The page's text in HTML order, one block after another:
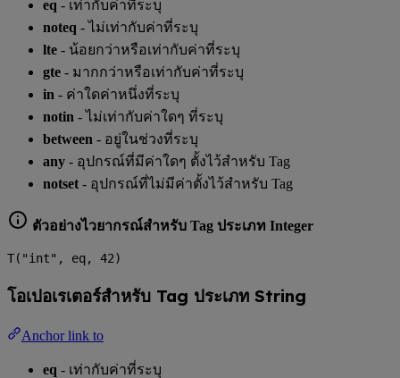
eq - เท่ากับค่าที่ระบุ
noteq - ไม่เท่ากับค่าที่ระบุ
lte - น้อยกว่าหรือเท่ากับค่าที่ระบุ
gte - มากกว่าหรือเท่ากับค่าที่ระบุ
in - ค่าใดค่าหนึ่งที่ระบุ
notin - ไม่เท่ากับค่าใดๆ ที่ระบุ
between - อยู่ในช่วงที่ระบุ
any - อุปกรณ์ที่มีค่าใดๆ ตั้งไว้สำหรับ Tag
notset - อุปกรณ์ที่ไม่มีค่าตั้งไว้สำหรับ Tag
ตัวอย่างไวยากรณ์สำหรับ Tag ประเภท Integer
T("int", eq, 42)
โอเปอเรเตอร์สำหรับ Tag ประเภท String
Anchor link to
eq - เท่ากับค่าที่ระบุ